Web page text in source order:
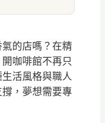
的店嗎？在精
咖啡館不再只
活風格與職人
，夢想需要專